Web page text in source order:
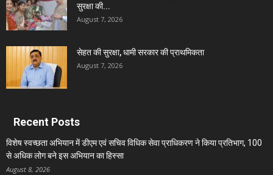
सुरक्षा की...
August 7, 2026
सेहत की सुरक्षा, धामी सरकार की प्राथमिकता
August 7, 2026
Recent Posts
विशेष स्वच्छता अभियान में डीएम एवं सचिव विधिक सेवा प्राधिकरण ने किया प्रतिभाग, 100
से अधिक लोग बने इस अभियान का हिस्सा
August 8, 2026